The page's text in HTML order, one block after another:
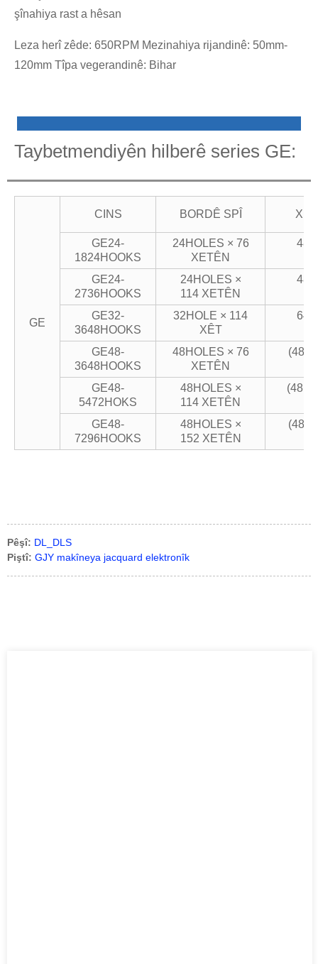
şînahiya rast a hêsan
Leza herî zêde: 650RPM Mezinahiya rijandinê: 50mm-
120mm Tîpa vegerandinê: Bihar
Taybetmendiyên hilberê series GE:
GE
CINS BORDÊ SPÎ
GE24-
1824HOOKS
24HOLES × 76
XETÊN
GE24-
2736HOOKS
24HOLES ×
114 XETÊN
GE32-
3648HOOKS
32HOLE × 114
XÊT
GE48-
3648HOOKS
48HOLES × 76
XETÊN
GE48-
5472HOKS
48HOLES ×
114 XETÊN
GE48-
7296HOOKS
48HOLES ×
152 XETÊN
Pêşî: DL_DLS
Piştî: GJY makîneya jacquard elektronîk